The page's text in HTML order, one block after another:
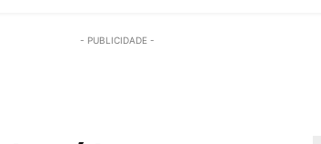
- PUBLICIDADE -